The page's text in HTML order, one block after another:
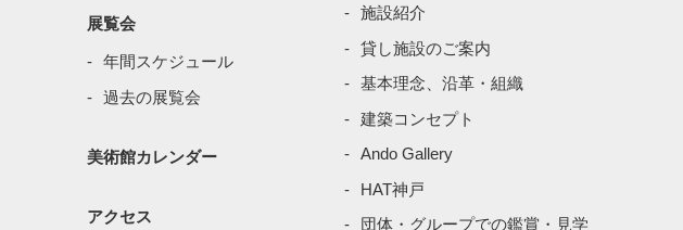
展覧会
年間スケジュール
過去の展覧会
美術館カレンダー
アクセス
施設紹介
貸し施設のご案内
基本理念、沿革・組織
建築コンセプト
Ando Gallery
HAT神戸
団体・グループでの鑑賞・見学